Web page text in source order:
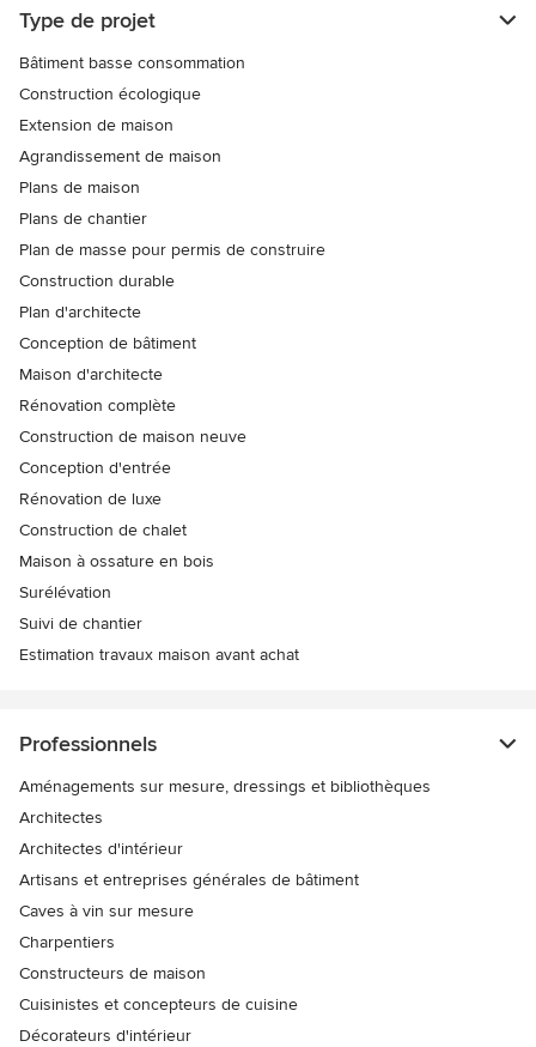
Type de projet
Bâtiment basse consommation
Construction écologique
Extension de maison
Agrandissement de maison
Plans de maison
Plans de chantier
Plan de masse pour permis de construire
Construction durable
Plan d'architecte
Conception de bâtiment
Maison d'architecte
Rénovation complète
Construction de maison neuve
Conception d'entrée
Rénovation de luxe
Construction de chalet
Maison à ossature en bois
Surélévation
Suivi de chantier
Estimation travaux maison avant achat
Professionnels
Aménagements sur mesure, dressings et bibliothèques
Architectes
Architectes d'intérieur
Artisans et entreprises générales de bâtiment
Caves à vin sur mesure
Charpentiers
Constructeurs de maison
Cuisinistes et concepteurs de cuisine
Décorateurs d'intérieur